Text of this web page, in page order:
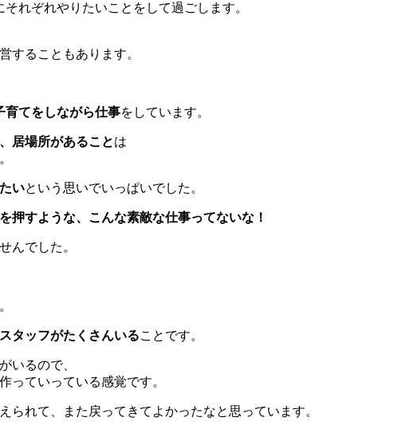
れぞれやりたいことをして過ごします。
することもあります。
育てをしながら仕事をしています。
居場所があることは
いという思いでいっぱいでした。
押すような、こんな素敵な仕事ってないな！
んでした。
タッフがたくさんいることです。
いるので、
っていっている感覚です。
られて、また戻ってきてよかったなと思っています。